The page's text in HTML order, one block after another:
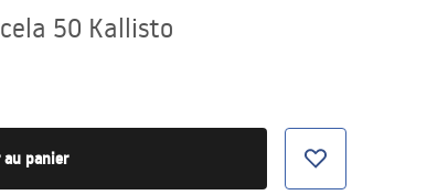
50 Kallisto
panier